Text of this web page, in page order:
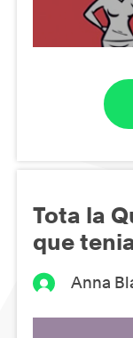
Tota la
que
Anna